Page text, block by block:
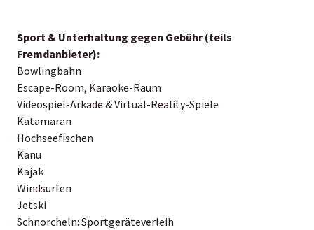
Sport & Unterhaltung gegen Gebühr (teils
Fremdanbieter):
Bowlingbahn
Escape-Room, Karaoke-Raum
Videospiel-Arkade & Virtual-Reality-Spiele
Katamaran
Hochseefischen
Kanu
Kajak
Windsurfen
Jetski
Schnorcheln: Sportgeräteverleih